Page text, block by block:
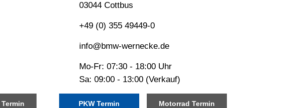
03044 Cottbus
+49 (0) 355 49449-0
info@bmw-wernecke.de
Mo-Fr: 07:30 - 18:00 Uhr
Sa: 09:00 - 13:00 (Verkauf)
PKW Termin Motorrad Termin